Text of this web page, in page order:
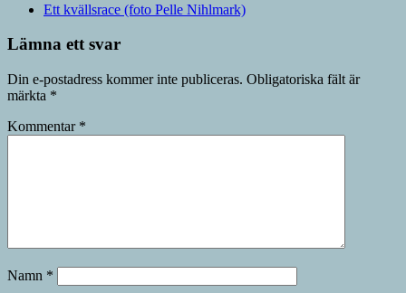
Ett kvällsrace (foto Pelle Nihlmark)
Lämna ett svar
Din e-postadress kommer inte publiceras. Obligatoriska fält är
märkta *
Kommentar *
Namn *